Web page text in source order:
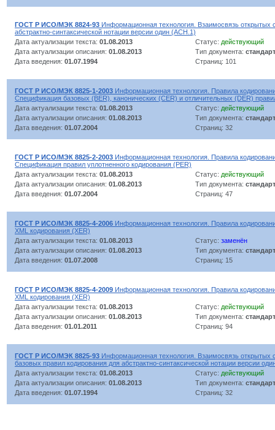
ГОСТ Р ИСО/МЭК 8824-93 Информационная технология. Взаимосвязь открытых
абстрактно-синтаксической нотации версии один (АСН.1)
Дата актуализации текста: 01.08.2013 Статус: действующий
Дата актуализации описания: 01.08.2013 Тип документа: стандарт
Дата введения: 01.07.1994 Страниц: 101
ГОСТ Р ИСО/МЭК 8825-1-2003 Информационная технология. Правила
Спецификация базовых (BER), канонических (СER) и отличительных (DER)
Дата актуализации текста: 01.08.2013 Статус: действующий
Дата актуализации описания: 01.08.2013 Тип документа: стандарт
Дата введения: 01.07.2004 Страниц: 32
ГОСТ Р ИСО/МЭК 8825-2-2003 Информационная технология. Правила
Спецификация правил уплотненного кодирования (PER)
Дата актуализации текста: 01.08.2013 Статус: действующий
Дата актуализации описания: 01.08.2013 Тип документа: стандарт
Дата введения: 01.07.2004 Страниц: 47
ГОСТ Р ИСО/МЭК 8825-4-2006 Информационная технология. Правила
XML кодирования (XER)
Дата актуализации текста: 01.08.2013 Статус: заменён
Дата актуализации описания: 01.08.2013 Тип документа: стандарт
Дата введения: 01.07.2008 Страниц: 15
ГОСТ Р ИСО/МЭК 8825-4-2009 Информационная технология. Правила
XML кодирования (XER)
Дата актуализации текста: 01.08.2013 Статус: действующий
Дата актуализации описания: 01.08.2013 Тип документа: стандарт
Дата введения: 01.01.2011 Страниц: 94
ГОСТ Р ИСО/МЭК 8825-93 Информационная технология. Взаимосвязь открытых
базовых правил кодирования для абстрактно-синтаксической нотации версии
Дата актуализации текста: 01.08.2013 Статус: действующий
Дата актуализации описания: 01.08.2013 Тип документа: стандарт
Дата введения: 01.07.1994 Страниц: 32